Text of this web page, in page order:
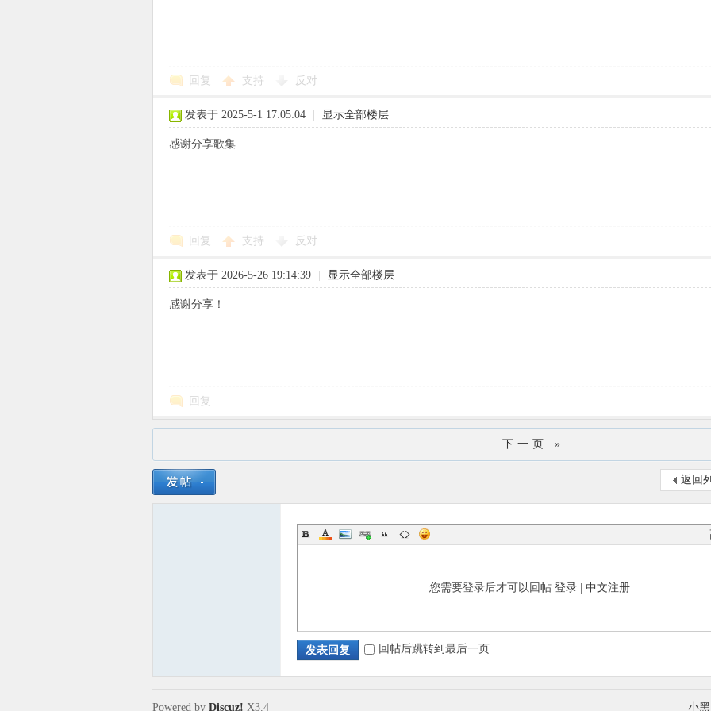
回复 支持 反对
发表于 2025-5-1 17:05:04 显示全部楼层
感谢分享歌集
回复 支持 反对
发表于 2026-5-26 19:14:39 显示全部楼层
感谢分享！
回复
下一页 »
返回
您需要登录后才可以回帖 登录 中文注册
发表回复 回帖后跳转到最后一页
小
Powered by Discuz! X3.4